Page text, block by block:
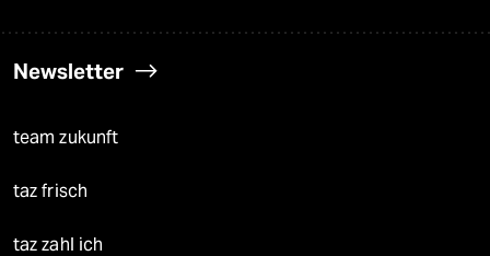
Newsletter
team zukunft
taz frisch
taz zahl ich